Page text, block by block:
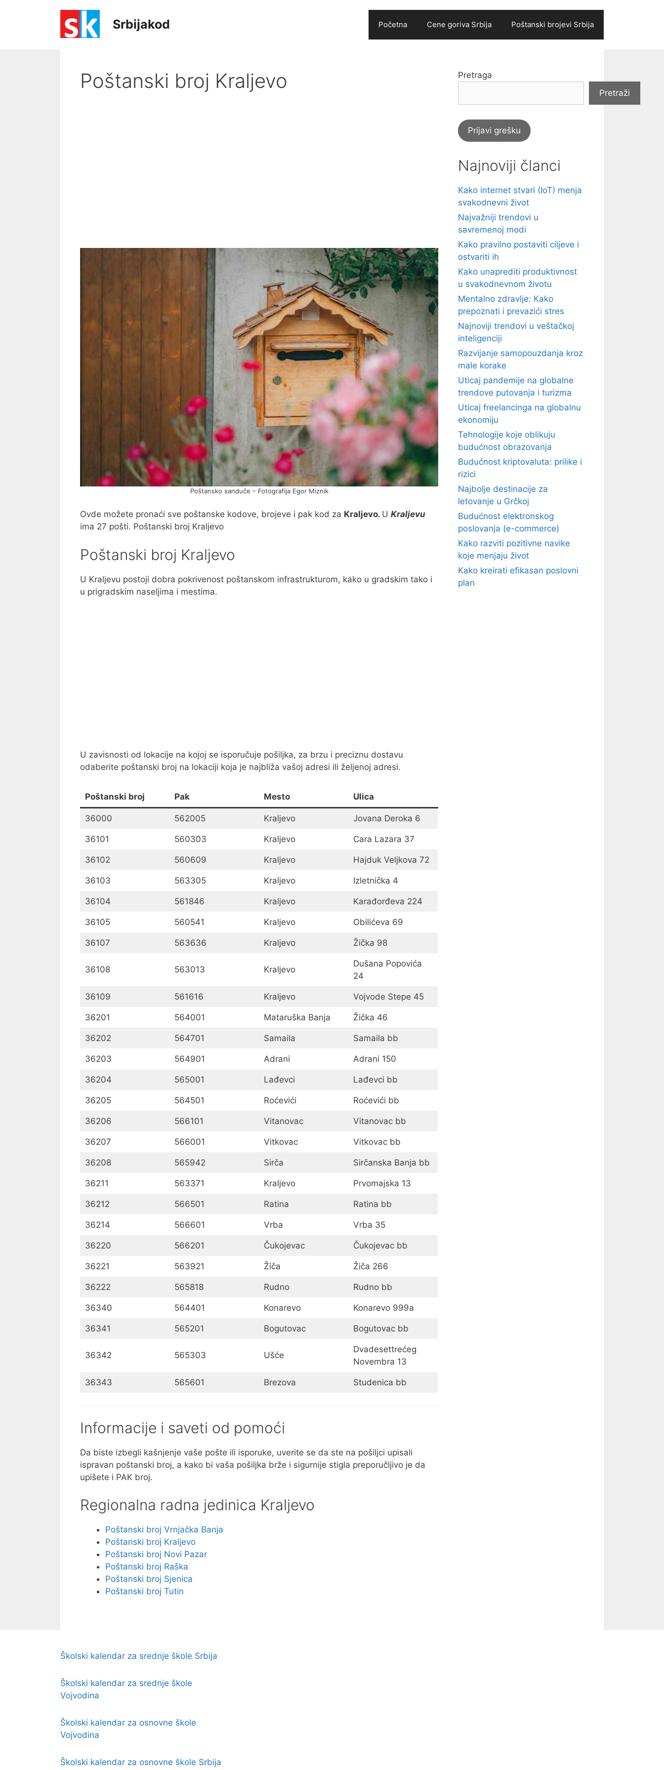
Srbijakod Početna Cene goriva Srbija Poštanski brojevi Srbija
Poštanski broj Kraljevo
Poštansko sanduče – Fotografija Egor Miznik
Ovde možete pronaći sve poštanske kodove, brojeve i pak kod za Kraljevo. U Kraljevu
ima 27 pošti. Poštanski broj Kraljevo
Poštanski broj Kraljevo
U Kraljevu postoji dobra pokrivenost poštanskom infrastrukturom, kako u gradskim tako i
u prigradskim naseljima i mestima.
U zavisnosti od lokacije na kojoj se isporučuje pošiljka, za brzu i preciznu dostavu
odaberite poštanski broj na lokaciji koja je najbliža vašoj adresi ili željenoj adresi.
Poštanski broj Pak Mesto Ulica
36000 562005 Kraljevo Jovana Deroka 6
36101 560303 Kraljevo Cara Lazara 37
36102 560609 Kraljevo Hajduk Veljkova 72
36103 563305 Kraljevo Izletnička 4
36104 561846 Kraljevo Karađorđeva 224
36105 560541 Kraljevo Obilićeva 69
36107 563636 Kraljevo Žička 98
36108 563013 Kraljevo
Dušana Popovića
24
36109 561616 Kraljevo Vojvode Stepe 45
36201 564001 Mataruška Banja Žička 46
36202 564701 Samaila Samaila bb
36203 564901 Adrani Adrani 150
36204 565001 Lađevci Lađevci bb
36205 564501 Roćevići Roćevići bb
36206 566101 Vitanovac Vitanovac bb
36207 566001 Vitkovac Vitkovac bb
36208 565942 Sirča Sirčanska Banja bb
36211 563371 Kraljevo Prvomajska 13
36212 566501 Ratina Ratina bb
36214 566601 Vrba Vrba 35
36220 566201 Čukojevac Čukojevac bb
36221 563921 Žiča Žiča 266
36222 565818 Rudno Rudno bb
36340 564401 Konarevo Konarevo 999a
36341 565201 Bogutovac Bogutovac bb
36342 565303 Ušće
Dvadesettrećeg
Novembra 13
36343 565601 Brezova Studenica bb
Informacije i saveti od pomoći
Da biste izbegli kašnjenje vaše pošte ili isporuke, uverite se da ste na pošiljci upisali
ispravan poštanski broj, a kako bi vaša pošiljka brže i sigurnije stigla preporučljivo je da
upišete i PAK broj.
Regionalna radna jedinica Kraljevo
Poštanski broj Vrnjačka Banja
Poštanski broj Kraljevo
Poštanski broj Novi Pazar
Poštanski broj Raška
Poštanski broj Sjenica
Poštanski broj Tutin
Pretraga
Pretraži
Prijavi grešku
Najnoviji članci
Kako internet stvari (IoT) menja
svakodnevni život
Najvažniji trendovi u
savremenoj modi
Kako pravilno postaviti ciljeve i
ostvariti ih
Kako unaprediti produktivnost
u svakodnevnom životu
Mentalno zdravlje: Kako
prepoznati i prevazići stres
Najnoviji trendovi u veštačkoj
inteligenciji
Razvijanje samopouzdanja kroz
male korake
Uticaj pandemije na globalne
trendove putovanja i turizma
Uticaj freelancinga na globalnu
ekonomiju
Tehnologije koje oblikuju
budućnost obrazovanja
Budućnost kriptovaluta: prilike i
rizici
Najbolje destinacije za
letovanje u Grčkoj
Budućnost elektronskog
poslovanja (e-commerce)
Kako razviti pozitivne navike
koje menjaju život
Kako kreirati efikasan poslovni
plan
Školski kalendar za srednje škole Srbija
Školski kalendar za srednje škole
Vojvodina
Školski kalendar za osnovne škole
Vojvodina
Školski kalendar za osnovne škole Srbija